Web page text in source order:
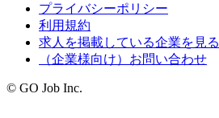
プライバシーポリシー
利用規約
求人を掲載している企業を見る
（企業様向け）お問い合わせ
© GO Job Inc.